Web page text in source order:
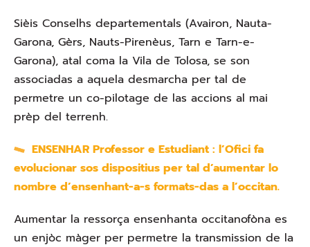
Sièis Conselhs departementals (Avairon, Nauta-
Garona, Gèrs, Nauts-Pirenèus, Tarn e Tarn-e-
Garona), atal coma la Vila de Tolosa, se son
associadas a aquela desmarcha per tal de
permetre un co-pilotage de las accions al mai
prèp del terrenh.
ENSENHAR Professor e Estudiant : l’Ofici fa
evolucionar sos dispositius per tal d’aumentar lo
nombre d’ensenhant-a-s formats-das a l’occitan.
Aumentar la ressorça ensenhanta occitanofòna es
un enjòc màger per permetre la transmission de la